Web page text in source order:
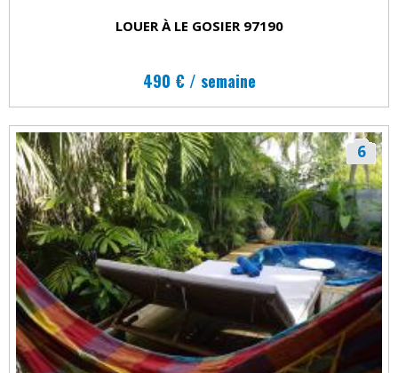
LOUER À LE GOSIER 97190
490 € / semaine
6